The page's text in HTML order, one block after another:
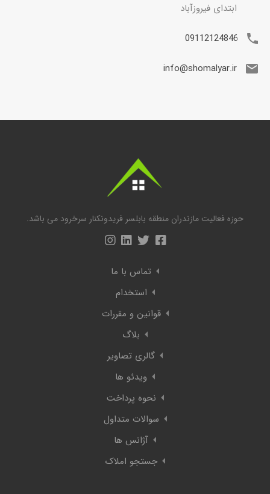
ابتدای فیروزآباد
09112124846
info@shomalyar.ir
حوزه فعالیت مازندران منطقه بابلسر فریدونکنار سرخرود می باشد.
تماس با ما
استخدام
قوانین و مقررات
بلاگ
گالری تصاویر
ویدئو ها
نحوه پرداخت
سوالات متداول
آژانس ها
جستجو املاک